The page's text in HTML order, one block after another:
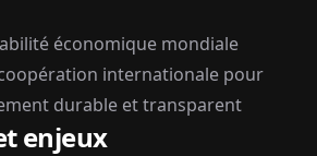
économique mondiale
internationale pour
durable et transparent
enjeux